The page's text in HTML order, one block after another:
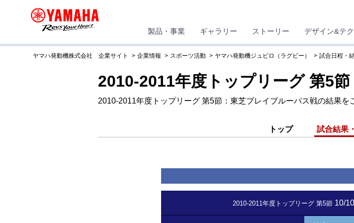
製品・事業 ギャラリー ストーリー デザイン&テ
ヤマハ発動機株式会社 企業サイト 企業情報 スポーツ活動 ヤマハ発動機ジュビロ（ラグビー） 試合日程・
2010-2011年度トップリーグ 第5
2010-2011年度トップリーグ 第5節：東芝ブレイブルーパス戦の結果を
トップ 試合結果
2010-2011年度トップリーグ 第5節 10/